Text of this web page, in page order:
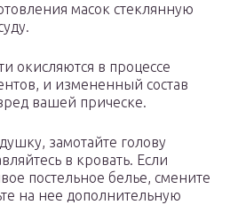
масок стеклянную
окисляются в процессе
и измененный состав
вашей прическе.
замотайте голову
в кровать. Если
постельное белье, смените
на нее дополнительную